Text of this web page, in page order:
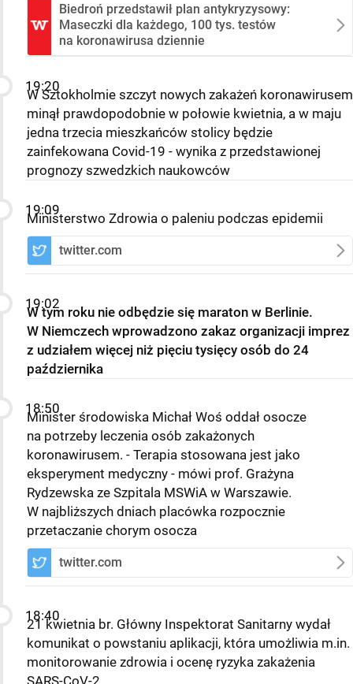
Biedroń przedstawił plan antykryzysowy:
Maseczki dla każdego, 100 tys. testów
na koronawirusa dziennie
19:20
W Sztokholmie szczyt nowych zakażeń koronawirusem
minął prawdopodobnie w połowie kwietnia, a w maju
jedna trzecia mieszkańców stolicy będzie
zainfekowana Covid-19 - wynika z przedstawionej
prognozy szwedzkich naukowców
19:09
Ministerstwo Zdrowia o paleniu podczas epidemii
twitter.com
19:02
W tym roku nie odbędzie się maraton w Berlinie.
W Niemczech wprowadzono zakaz organizacji imprez
z udziałem więcej niż pięciu tysięcy osób do 24
października
18:50
Minister środowiska Michał Woś oddał osocze
na potrzeby leczenia osób zakażonych
koronawirusem. - Terapia stosowana jest jako
eksperyment medyczny - mówi prof. Grażyna
Rydzewska ze Szpitala MSWiA w Warszawie.
W najbliższych dniach placówka rozpocznie
przetaczanie chorym osocza
twitter.com
18:40
21 kwietnia br. Główny Inspektorat Sanitarny wydał
komunikat o powstaniu aplikacji, która umożliwia m.in.
monitorowanie zdrowia i ocenę ryzyka zakażenia
SARS-CoV-2